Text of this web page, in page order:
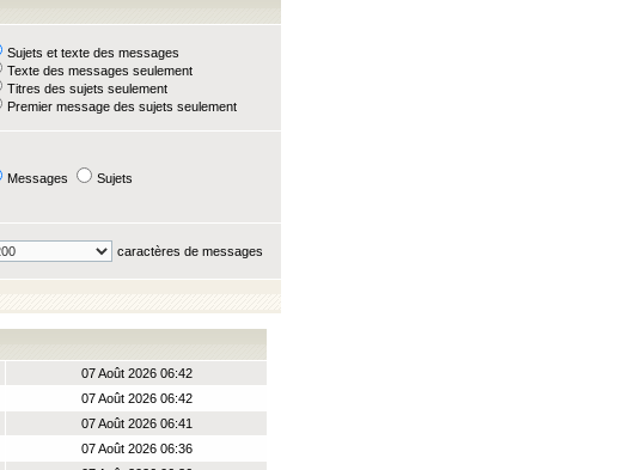
Sujets et texte des messages
Texte des messages seulement
Titres des sujets seulement
Premier message des sujets seulement
Messages Sujets
caractères de messages
07 Août 2026 06:42
07 Août 2026 06:42
07 Août 2026 06:41
07 Août 2026 06:36